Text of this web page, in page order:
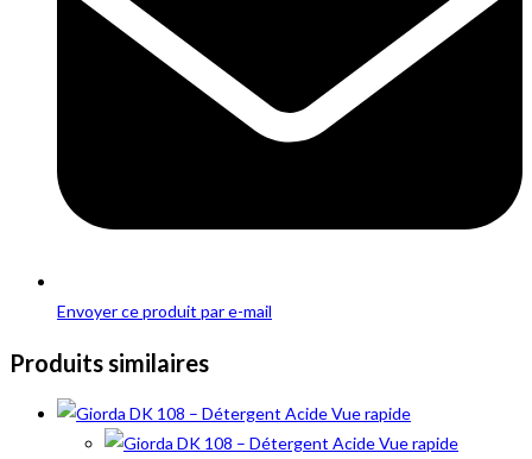
Envoyer ce produit par e-mail
Produits similaires
Vue rapide
Vue rapide